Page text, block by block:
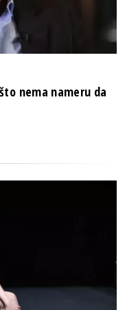
nema nameru da